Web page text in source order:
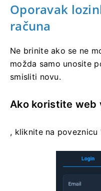
Oporavak
računa
Ne brinite ako se ne
možda samo unosite
smisliti novu.
Ako koristite web
, kliknite na